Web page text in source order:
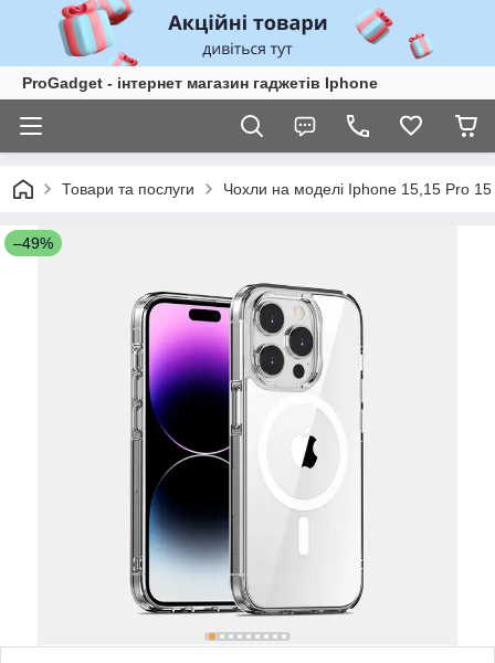
ProGadget - iнтернет магазин гаджетів Iphone
Товари та послуги Чохли на моделі Iphone 15,15 Pro
–49%